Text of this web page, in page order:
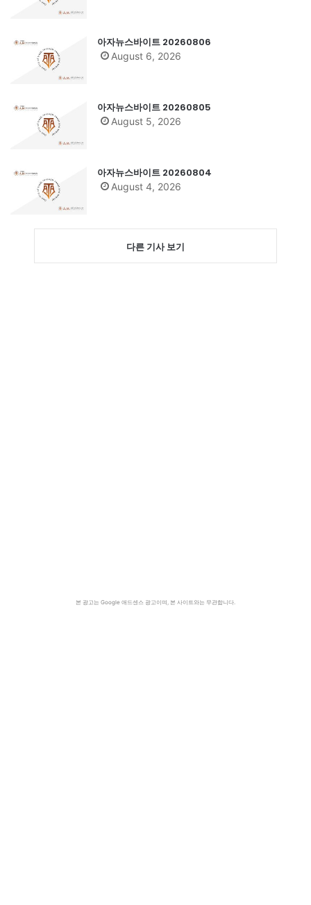
아자뉴스바이트 20260806
August 6, 2026
아자뉴스바이트 20260805
August 5, 2026
아자뉴스바이트 20260804
August 4, 2026
다른 기사 보기
본 광고는 Google 애드센스 광고이며, 본 사이트와는 무관합니다.